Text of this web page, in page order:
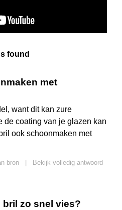
found
met
want dit kan zure
de coating van je glazen kan
ook schoonmaken met
bron
Bekijk volledig antwoord
bril zo snel vies?